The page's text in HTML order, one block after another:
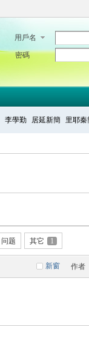
用戶名
密碼
李學勤 居延新簡 里耶秦
问题 其它 1
新窗 作者